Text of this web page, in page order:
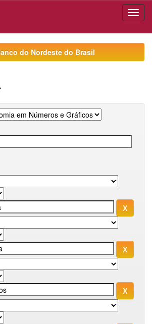
do Nordeste do Brasil